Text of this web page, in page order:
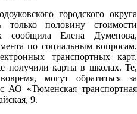
городского округа
только половину стоимости
Елена Думенова,
по социальным вопросам,
транспортных карт.
получили карты в школах. Те,
могут обратиться за
АО «Тюменская транспортная
9.